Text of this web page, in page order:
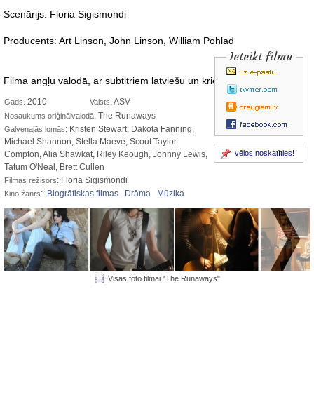
Scenārijs: Floria Sigismondi
Producents: Art Linson, John Linson, William Pohlad
Filma angļu valodā, ar subtitriem latviešu un krievu valodā.
Ieteikt filmu
vēlos noskatīties!
Gads: 2010 Valsts: ASV
Nosaukums oriģinālvalodā: The Runaways
Galvenajās lomās: Kristen Stewart, Dakota Fanning,
Michael Shannon, Stella Maeve, Scout Taylor-
Compton, Alia Shawkat, Riley Keough, Johnny Lewis,
Tatum O'Neal, Brett Cullen
Filmas režisors: Floria Sigismondi
Kino žanrs: Biogrāfiskas filmas Drāma Mūzika
Visas foto filmai "The Runaways"